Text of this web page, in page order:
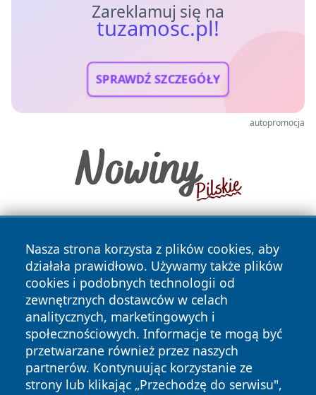
Zareklamuj się na
tuzamosc.pl!
SPRAWDŹ SZCZEGÓŁY
autopromocja
Nasza strona korzysta z plików cookies, aby
działała prawidłowo. Używamy także plików
cookies i podobnych technologii od
zewnętrznych dostawców w celach
analitycznych, marketingowych i
społecznościowych. Informacje te mogą być
przetwarzane również przez naszych
partnerów. Kontynuując korzystanie ze
strony lub klikając „Przechodzę do serwisu",
Copyright © 2026 tuzamosc.pl Wszystkie prawa zastrzeżone.
News Autorzy
Polityka
Prywatności
Polityka
Cookies